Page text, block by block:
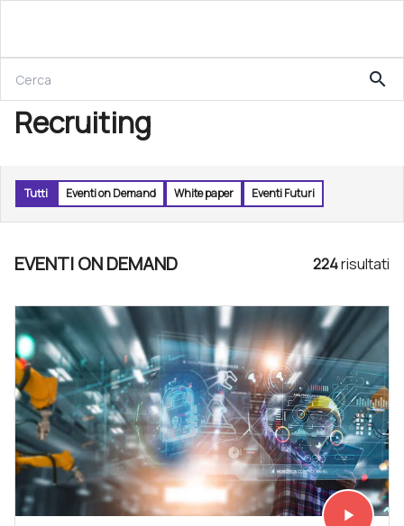
search
Recruiting
Tutti Eventi on Demand White paper Eventi Futuri
EVENTI ON DEMAND 224risultati
Vedi subito
play_arrow